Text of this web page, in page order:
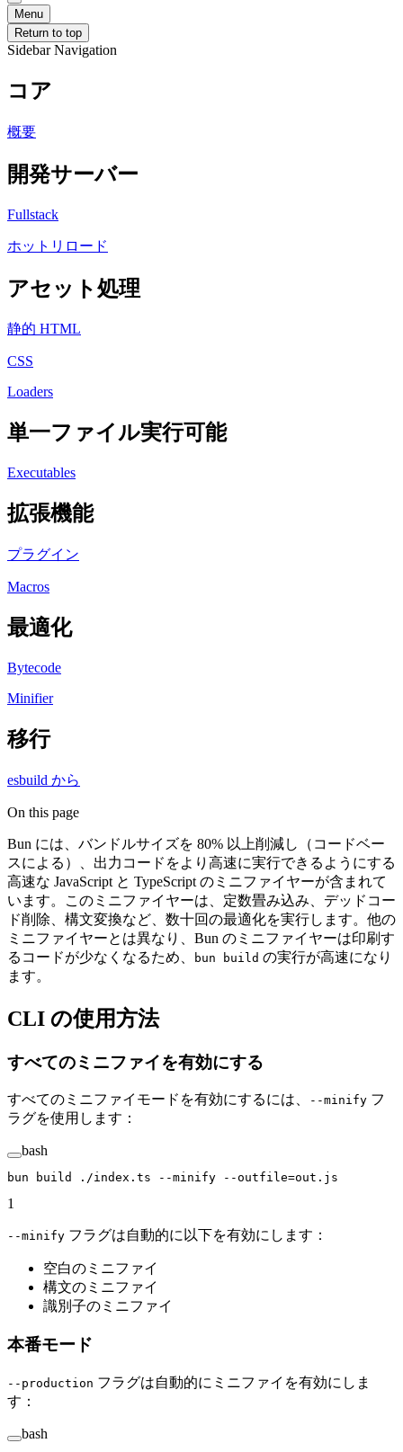
Menu
Return to top
Sidebar Navigation
コア
概要
開発サーバー
Fullstack
ホットリロード
アセット処理
静的 HTML
CSS
Loaders
単一ファイル実行可能
Executables
拡張機能
プラグイン
Macros
最適化
Bytecode
Minifier
移行
esbuild から
On this page
Bun には、バンドルサイズを 80% 以上削減し（コードベー
スによる）、出力コードをより高速に実行できるようにする
高速な JavaScript と TypeScript のミニファイヤーが含まれて
います。このミニファイヤーは、定数畳み込み、デッドコー
ド削除、構文変換など、数十回の最適化を実行します。他の
ミニファイヤーとは異なり、Bun のミニファイヤーは印刷す
るコードが少なくなるため、
bun build の実行が高速になり
ます。
CLI の使用方法
すべてのミニファイを有効にする
すべてのミニファイモードを有効にするには、 --minify フ
ラグを使用します：
bash
bun build ./index.ts --minify --outfile=out.js
1
--minify フラグは自動的に以下を有効にします：
空白のミニファイ
構文のミニファイ
識別子のミニファイ
本番モード
--production フラグは自動的にミニファイを有効にしま
す：
bash